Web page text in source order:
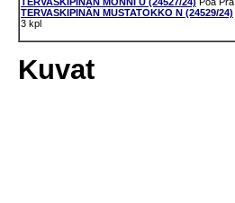
TERVASKIPINÄN MUSTATOKKO N (24529/24)
3 kpl
Kuvat